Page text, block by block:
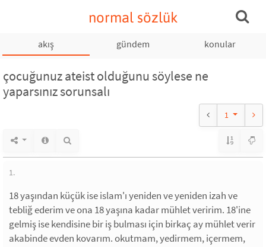
normal sözlük
akış gündem konular
çocuğunuz ateist olduğunu söylese ne
yaparsınız sorunsalı
1
1.
18 yaşından küçük ise islam'ı yeniden ve yeniden izah ve
tebliğ ederim ve ona 18 yaşına kadar mühlet veririm. 18'ine
gelmiş ise kendisine bir iş bulması için birkaç ay mühlet verir
akabinde evden kovarım. okutmam, yedirmem, içermem,